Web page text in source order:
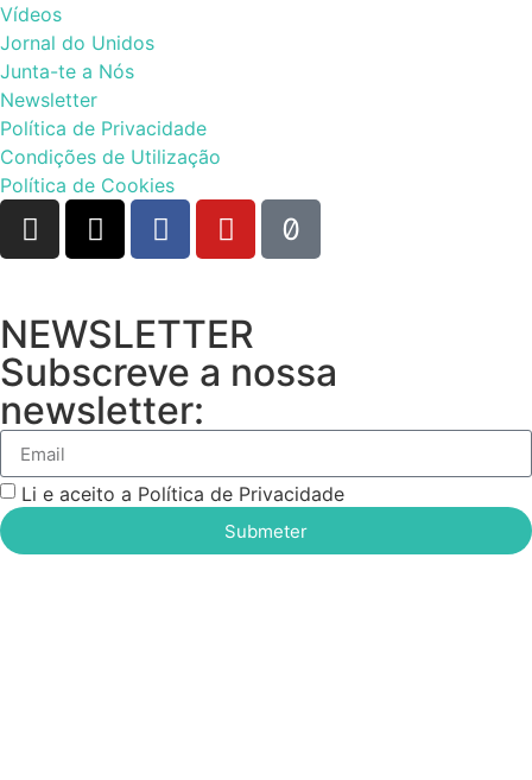
Vídeos
Jornal do Unidos
Junta-te a Nós
Newsletter
Política de Privacidade
Condições de Utilização
Política de Cookies
NEWSLETTER
Subscreve a nossa
newsletter:
Li e aceito a Política de Privacidade
Submeter